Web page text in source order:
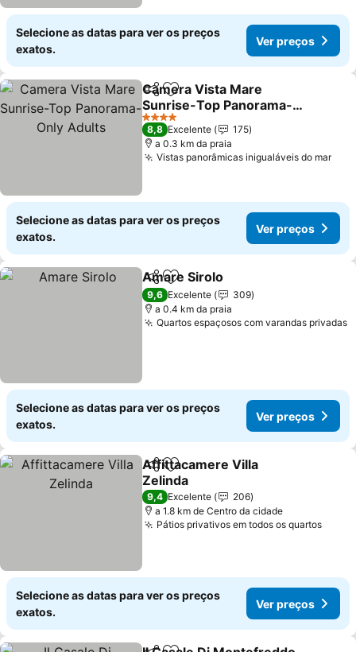
Selecione as datas para ver os preços
exatos.
Ver preços
PartilharAdicionar aos favoritos
Camera Vista Mare
Sunrise-Top Panorama-
Only Adults
Ver preços
4 Estrelas
8,8 Excelente
175
a 0.3 km da praia
Vistas panorâmicas inigualáveis do marVer
Selecione as datas para ver os preços
exatos.
Ver preços
PartilharAdicionar aos favoritos
Amare Sirolo
9,6 Excelente
309
a 0.4 km da praia
Quartos espaçosos com varandas privadas
Selecione as datas para ver os preços
exatos.
Ver preços
PartilharAdicionar aos favoritos
Affittacamere Villa
Zelinda
Ver preços
9,4 Excelente
206
a 1.8 km de Centro da cidade
Pátios privativos em todos os quartosVer
Selecione as datas para ver os preços
exatos.
Ver preços